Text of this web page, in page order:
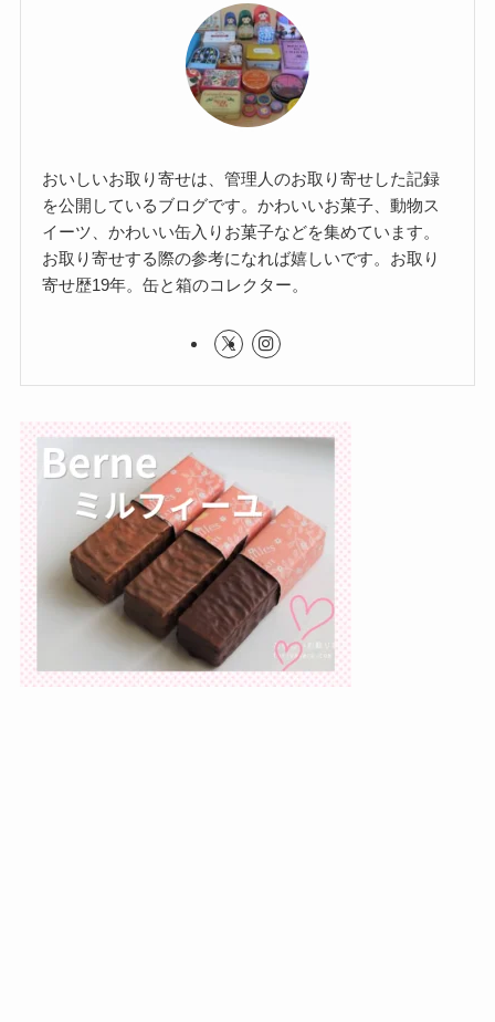
おいしいお取り寄せは、管理人のお取り寄せした記録
を公開しているブログです。かわいいお菓子、動物ス
イーツ、かわいい缶入りお菓子などを集めています。
お取り寄せする際の参考になれば嬉しいです。お取り
寄せ歴19年。缶と箱のコレクター。